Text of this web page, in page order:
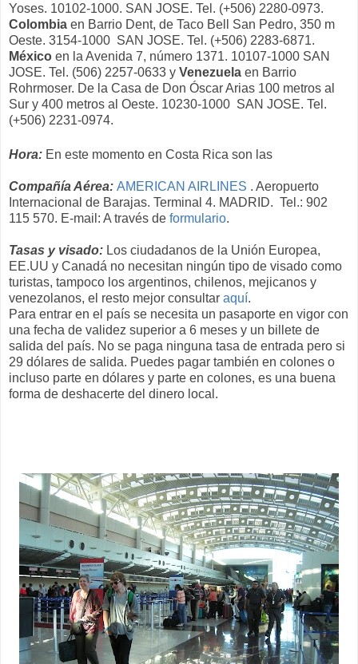
Yoses. 10102-1000. SAN JOSE. Tel. (+506) 2280-0973.
Colombia en Barrio Dent, de Taco Bell San Pedro, 350 m
Oeste. 3154-1000 SAN JOSE. Tel. (+506) 2283-6871.
México en la Avenida 7, número 1371. 10107-1000 SAN
JOSE. Tel. (506) 2257-0633 y Venezuela en Barrio
Rohrmoser. De la Casa de Don Óscar Arias 100 metros al
Sur y 400 metros al Oeste. 10230-1000 SAN JOSE. Tel.
(+506) 2231-0974.
Hora: En este momento en Costa Rica son las
Compañía Aérea: AMERICAN AIRLINES . Aeropuerto
Internacional de Barajas. Terminal 4. MADRID. Tel.: 902
115 570. E-mail: A través de formulario.
Tasas y visado: Los ciudadanos de la Unión Europea,
EE.UU y Canadá no necesitan ningún tipo de visado como
turistas, tampoco los argentinos, chilenos, mejicanos y
venezolanos, el resto mejor consultar aquí.
Para entrar en el país se necesita un pasaporte en vigor con
una fecha de validez superior a 6 meses y un billete de
salida del país. No se paga ninguna tasa de entrada pero si
29 dólares de salida. Puedes pagar también en colones o
incluso parte en dólares y parte en colones, es una buena
forma de deshacerte del dinero local.